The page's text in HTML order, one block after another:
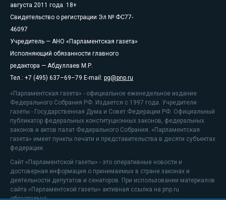
августа 2011 года. 18+
Свидетельство о регистрации Эл № ФС77-
46097
Учредитель — АНО «Парламентская газета»
Исполняющий обязанности главного
редактора — Абдуллаев М.Р.
Тел.: +7 (495) 637–69–79 E-mail: pg@pnp.ru
«Парламентская газета» - официальное еженедельное издание
Федерального Собрания РФ. Издается с 1997 года. Учредители
газеты - Государственная Дума и Совет Федерации РФ. Официальный
публикатор федеральных конституционных законов, федеральных
законов и актов палат Федерального Собрания. «Парламентская
газета» имеет пункты печати и представительства в десяти субъектах
федерации.
Сайт «Парламентской газеты» - это оперативные новости и
достоверная информация о принимаемых в стране законах и
деятельности депутатов и сенаторов. При использовании материалов
сайта «Парламентской газеты» активная ссылка на pnp.ru
обязательна.